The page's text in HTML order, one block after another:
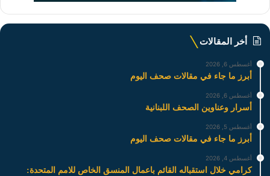
أخر المقالات
أغسطس 6, 2026
أبرز ما جاء في مقالات صحف اليوم
أغسطس 6, 2026
أسرار وعناوين الصحف اللبنانية
أغسطس 5, 2026
أبرز ما جاء في مقالات صحف اليوم
أغسطس 4, 2026
كرامي خلال استقباله القائم باعمال المنسق الخاص للامم المتحدة: